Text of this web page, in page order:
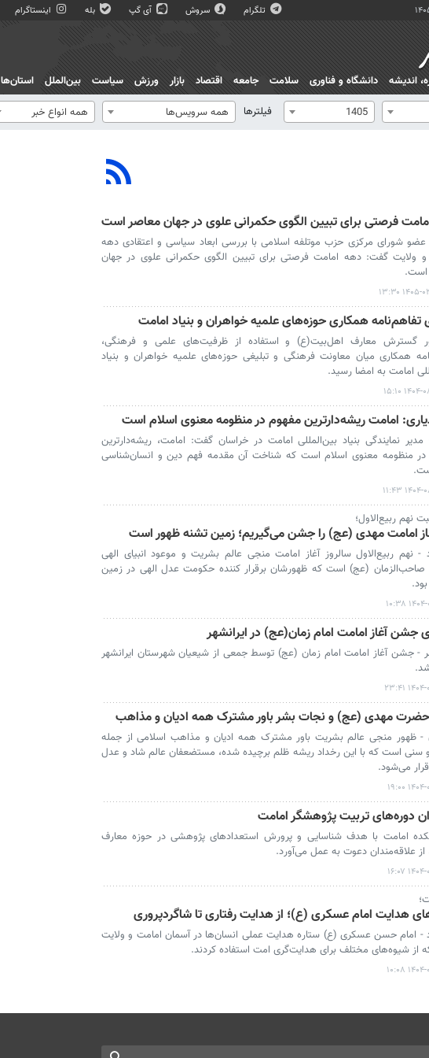
تلگرام سروش آی گپ بله اینستاگرام
انديشه دانشگاه و فناوری سلامت جامعه اقتصاد بازار ورزش سیاست بین‌الملل استان‌ها
1405 فیلترها همه سرویس‌ها همه انواع خبر
فرصتی برای تبیین الگوی حکمرانی علوی در جهان معاصر است
عضو شورای مرکزی حزب موتلفه اسلامی با بررسی ابعاد سیاسی و اعتقادی دهه
و ولایت گفت: دهه امامت فرصتی برای تبیین الگوی حکمرانی علوی در جهان
است.
۰۵ ۱۳:۳۰
تفاهم‌نامه همکاری حوزه‌های علمیه خواهران و بنیاد امامت
گسترش معارف اهل‌بیت(ع) و استفاده از ظرفیت‌های علمی و فرهنگی،
همکاری میان معاونت فرهنگی و تبلیغی حوزه‌های علمیه خواهران و بنیاد
امامت به امضا رسید.
۰۸ ۱۵:۱۰
امامت ریشه‌دارترین مفهوم در منظومه معنوی اسلام است
نمایندگی بنیاد بین‌المللی امامت در خراسان گفت: امامت، ریشه‌دارترین
در منظومه معنوی اسلام است که شناخت آن مقدمه فهم دین و انسان‌شناسی
۰۲ ۱۱:۴۳
نهم ربیع‌الاول؛
امامت مهدی (عج) را جشن می‌گیریم؛ زمین تشنه ظهور است
- نهم ربیع‌الاول سالروز آغاز امامت منجی عالم بشریت و موعود انبیای الهی
(عج) است که ظهورشان برقرار کننده حکومت عدل الهی در زمین
۱۱ ۱۰:۳۸
جشن آغاز امامت امام زمان(عج) در ایرانشهر
- جشن آغاز امامت امام زمان (عج) توسط جمعی از شیعیان شهرستان ایرانشهر
۱۰ ۲۳:۴۱
مهدی (عج) و نجات بشر باور مشترک همه ادیان و مذاهب
- ظهور منجی عالم بشریت باور مشترک همه ادیان و مذاهب اسلامی از جمله
سنی است که با این رخداد ریشه ظلم برچیده شده، مستضعفان عالم شاد و عدل
می‌شود.
۱۰ ۱۹:۰۰
دوره‌های تربیت پژوهشگر امامت
امامت با هدف شناسایی و پرورش استعدادهای پژوهشی در حوزه معارف
از علاقه‌مندان دعوت به عمل می‌آورد.
۱۰ ۱۶:۰۷
هدایت امام عسکری (ع)؛ از هدایت رفتاری تا شاگردپروری
- امام حسن عسکری (ع) ستاره هدایت عملی انسان‌ها در آسمان امامت و ولایت
از شیوه‌های مختلف برای هدایت‌گری امت استفاده کردند.
۱۰ ۱۰:۰۸